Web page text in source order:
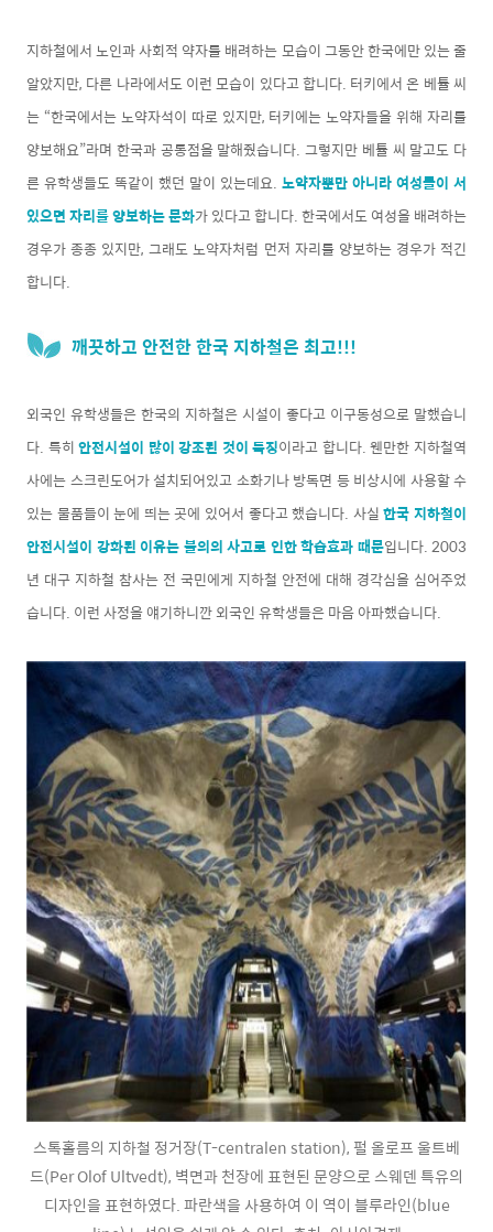
지하철에서 노인과 사회적 약자를 배려하는 모습이 그동안 한국에만 있는 줄
알았지만, 다른 나라에서도 이런 모습이 있다고 합니다. 터키에서 온 베튤 씨
는 “한국에서는 노약자석이 따로 있지만, 터키에는 노약자들을 위해 자리를
양보해요”라며 한국과 공통점을 말해줬습니다. 그렇지만 베튤 씨 말고도 다
른 유학생들도 똑같이 했던 말이 있는데요. 노약자뿐만 아니라 여성들이 서
있으면 자리를 양보하는 문화가 있다고 합니다. 한국에서도 여성을 배려하는
경우가 종종 있지만, 그래도 노약자처럼 먼저 자리를 양보하는 경우가 적긴
합니다.
깨끗하고 안전한 한국 지하철은 최고!!!
외국인 유학생들은 한국의 지하철은 시설이 좋다고 이구동성으로 말했습니
다. 특히안전시설이 많이 강조된 것이 특징이라고 합니다. 웬만한 지하철역
사에는 스크린도어가 설치되어있고 소화기나 방독면 등 비상시에 사용할 수
있는 물품들이 눈에 띄는 곳에 있어서 좋다고 했습니다. 사실한국 지하철이
안전시설이 강화된 이유는 불의의 사고로 인한 학습효과 때문입니다. 2003
년 대구 지하철 참사는 전 국민에게 지하철 안전에 대해 경각심을 심어주었
습니다. 이런 사정을 얘기하니깐 외국인 유학생들은 마음 아파했습니다.
스톡홀름의 지하철 정거장(T-centralen station), 펄 올로프 울트베
드(Per Olof Ultvedt), 벽면과 천장에 표현된 문양으로 스웨덴 특유의
디자인을 표현하였다. 파란색을 사용하여 이 역이 블루라인(blue